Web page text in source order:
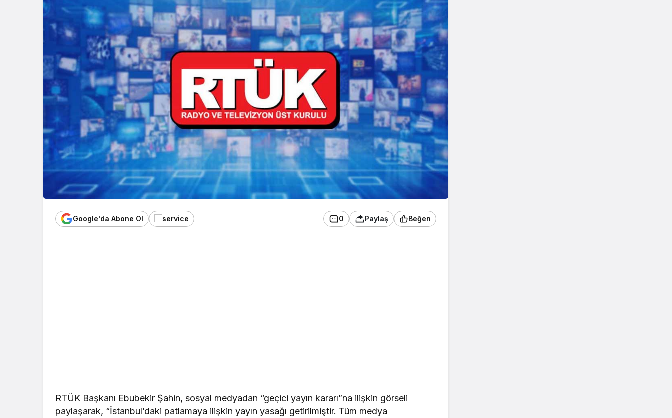
Google'da Abone Ol 0 Paylaş Beğen
RTÜK Başkanı Ebubekir Şahin, sosyal medyadan “geçici yayın kararı”na ilişkin görseli
paylaşarak, “İstanbul’daki patlamaya ilişkin yayın yasağı getirilmiştir. Tüm medya